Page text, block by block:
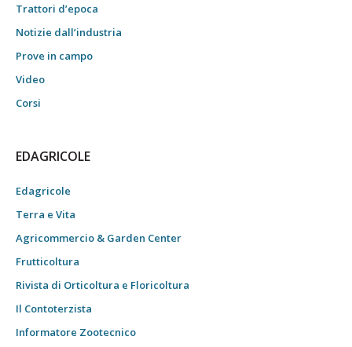
Trattori d’epoca
Notizie dall’industria
Prove in campo
Video
Corsi
EDAGRICOLE
Edagricole
Terra e Vita
Agricommercio & Garden Center
Frutticoltura
Rivista di Orticoltura e Floricoltura
Il Contoterzista
Informatore Zootecnico